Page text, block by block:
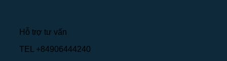
Hỗ trợ tư vấn
TEL +84906444240